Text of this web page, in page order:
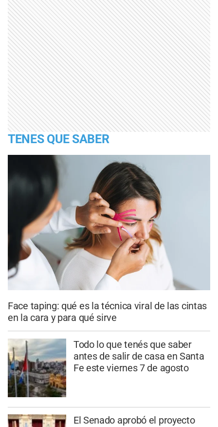
TENES QUE SABER
Face taping: qué es la técnica viral de las cintas
en la cara y para qué sirve
Todo lo que tenés que saber
antes de salir de casa en Santa
Fe este viernes 7 de agosto
El Senado aprobó el proyecto